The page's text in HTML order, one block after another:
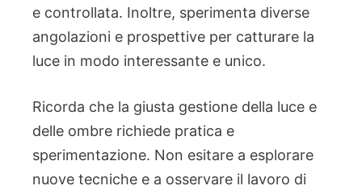
e controllata. Inoltre, sperimenta diverse
angolazioni e prospettive per catturare la
luce in modo interessante e unico.
Ricorda che la giusta gestione della luce e
delle ombre richiede pratica e
sperimentazione. Non esitare a esplorare
nuove tecniche e a osservare il lavoro di